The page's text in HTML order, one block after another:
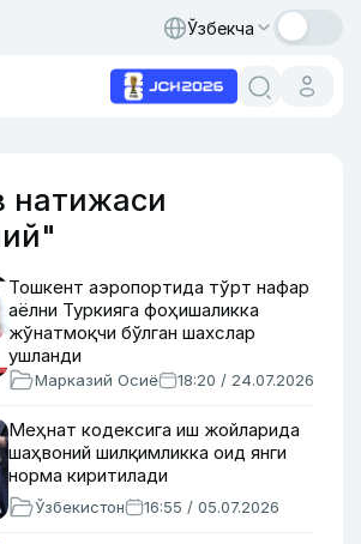
Ўзбекча
натижаси
Тошкент аэропортида тўрт нафар
аёлни Туркияга фоҳишаликка
жўнатмоқчи бўлган шахслар
ушланди
Марказий Осиё 18:20 / 24.07.2026
Меҳнат кодексига иш жойларида
шаҳвоний шилқимликка оид янги
норма киритилади
Ўзбекистон 16:55 / 05.07.2026